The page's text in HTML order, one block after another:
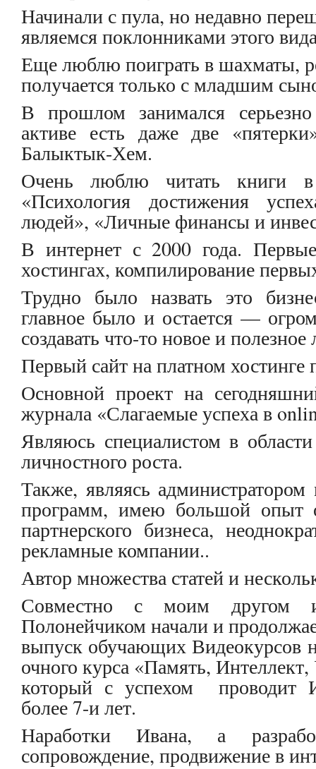
Начинали с пула, но недавно
являемся поклонниками этого
Еще люблю поиграть в шахматы,
получается только с младшим
В прошлом занимался
активе есть даже две
Балыктык-Хем.
Очень люблю читать книги
«Психология достижения
людей», «Личные финансы и
В интернет с 2000 года.
хостингах, компилирование
Трудно было назвать это
главное было и остается —
создавать что-то новое и
Первый сайт на платном хостинге
Основной проект на
журнала «Слагаемые успеха в
Являюсь специалистом в
личностного роста.
Также, являясь
программ, имею большой опыт
партнерского бизнеса,
рекламные компании..
Автор множества статей и
Совместно с моим другом
Полонейчиком начали и
выпуск обучающих Видеокурсов
очного курса «Память,
который с успехом проводит
более 7-и лет.
Наработки Ивана, а
сопровождение, продвижение в